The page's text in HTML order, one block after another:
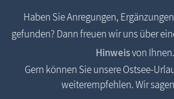
Haben Sie Anregungen,
gefunden? Dann freuen wir uns über
Hinweisvon Ihnen.
Gern können Sie unsere Ostsee-
weiterempfehlen. Wir